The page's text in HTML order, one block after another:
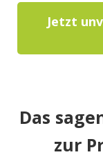
Jetzt
Das
zur